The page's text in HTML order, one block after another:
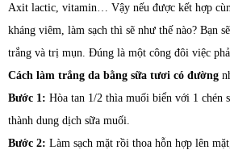
Axit lactic, vitamin… Vậy nếu được kết hợp
kháng viêm, làm sạch thì sẽ như thế nào? Bạn
trắng và trị mụn. Đúng là một công đôi việc
Cách làm trắng da bằng sữa tươi có đường
Bước 1: Hòa tan 1/2 thìa muối biển với 1 chén
thành dung dịch sữa muối.
Bước 2: Làm sạch mặt rồi thoa hỗn hợp lên